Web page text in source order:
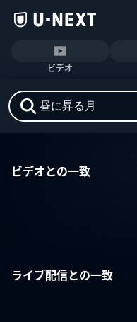
ビデオ
ビデオとの一致
ライブ配信との一致